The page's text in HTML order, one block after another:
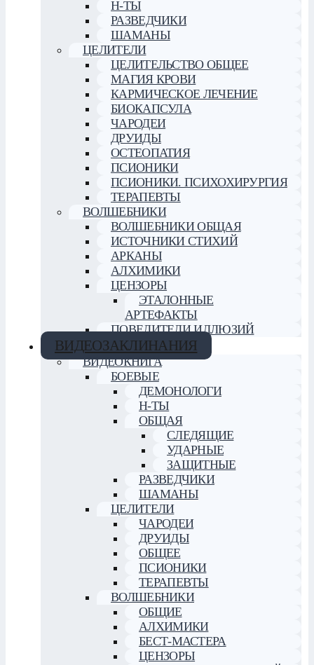
Н-ТЫ
РАЗВЕДЧИКИ
ШАМАНЫ
ЦЕЛИТЕЛИ
ЦЕЛИТЕЛЬСТВО ОБЩЕЕ
МАГИЯ КРОВИ
КАРМИЧЕСКОЕ ЛЕЧЕНИЕ
БИОКАПСУЛА
ЧАРОДЕИ
ДРУИДЫ
ОСТЕОПАТИЯ
ПСИОНИКИ
ПСИОНИКИ. ПСИХОХИРУРГИЯ
ТЕРАПЕВТЫ
ВОЛШЕБНИКИ
ВОЛШЕБНИКИ ОБЩАЯ
ИСТОЧНИКИ СТИХИЙ
АРКАНЫ
АЛХИМИКИ
ЦЕНЗОРЫ
ЭТАЛОННЫЕ
АРТЕФАКТЫ
ПОВЕЛИТЕЛИ ИЛЛЮЗИЙ
ВИДЕОЗАКЛИНАНИЯ
ВИДЕОКНИГА
БОЕВЫЕ
ДЕМОНОЛОГИ
Н-ТЫ
ОБЩАЯ
СЛЕДЯЩИЕ
УДАРНЫЕ
ЗАЩИТНЫЕ
РАЗВЕДЧИКИ
ШАМАНЫ
ЦЕЛИТЕЛИ
ЧАРОДЕИ
ДРУИДЫ
ОБЩЕЕ
ПСИОНИКИ
ТЕРАПЕВТЫ
ВОЛШЕБНИКИ
ОБЩИЕ
АЛХИМИКИ
БЕСТ-МАСТЕРА
ЦЕНЗОРЫ